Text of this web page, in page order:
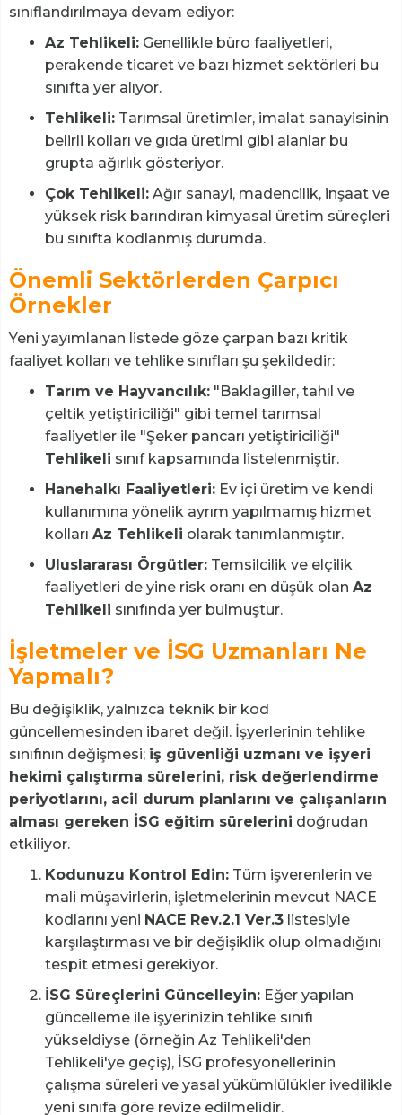
sınıflandırılmaya devam ediyor:
Az Tehlikeli: Genellikle büro faaliyetleri,
perakende ticaret ve bazı hizmet sektörleri bu
sınıfta yer alıyor.
Tehlikeli: Tarımsal üretimler, imalat sanayisinin
belirli kolları ve gıda üretimi gibi alanlar bu
grupta ağırlık gösteriyor.
Çok Tehlikeli: Ağır sanayi, madencilik, inşaat ve
yüksek risk barındıran kimyasal üretim süreçleri
bu sınıfta kodlanmış durumda.
Önemli Sektörlerden Çarpıcı
Örnekler
Yeni yayımlanan listede göze çarpan bazı kritik
faaliyet kolları ve tehlike sınıfları şu şekildedir:
Tarım ve Hayvancılık: "Baklagiller, tahıl ve
çeltik yetiştiriciliği" gibi temel tarımsal
faaliyetler ile "Şeker pancarı yetiştiriciliği"
Tehlikeli sınıf kapsamında listelenmiştir.
Hanehalkı Faaliyetleri: Ev içi üretim ve kendi
kullanımına yönelik ayrım yapılmamış hizmet
kolları Az Tehlikeli olarak tanımlanmıştır.
Uluslararası Örgütler: Temsilcilik ve elçilik
faaliyetleri de yine risk oranı en düşük olan Az
Tehlikeli sınıfında yer bulmuştur.
İşletmeler ve İSG Uzmanları Ne
Yapmalı?
Bu değişiklik, yalnızca teknik bir kod
güncellemesinden ibaret değil. İşyerlerinin tehlike
sınıfının değişmesi; iş güvenliği uzmanı ve işyeri
hekimi çalıştırma sürelerini, risk değerlendirme
periyotlarını, acil durum planlarını ve çalışanların
alması gereken İSG eğitim sürelerini doğrudan
etkiliyor.
Kodunuzu Kontrol Edin: Tüm işverenlerin ve
mali müşavirlerin, işletmelerinin mevcut NACE
kodlarını yeni NACE Rev.2.1 Ver.3 listesiyle
karşılaştırması ve bir değişiklik olup olmadığını
tespit etmesi gerekiyor.
İSG Süreçlerini Güncelleyin: Eğer yapılan
güncelleme ile işyerinizin tehlike sınıfı
yükseldiyse (örneğin Az Tehlikeli'den
Tehlikeli'ye geçiş), İSG profesyonellerinin
çalışma süreleri ve yasal yükümlülükler ivedilikle
yeni sınıfa göre revize edilmelidir.